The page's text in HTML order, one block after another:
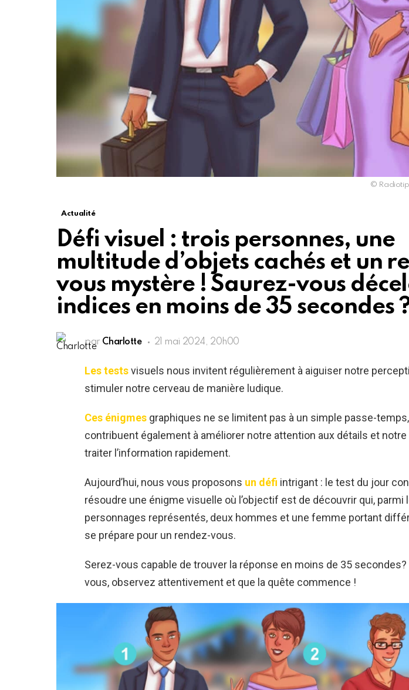
©
Actualité
Défi visuel : trois personnes, une
multitude d’objets cachés et un
vous mystère ! Saurez-vous
indices en moins de 35 secondes
par Charlotte 21 mai 2024, 20h00
Les testsvisuels nous invitent régulièrement à aiguiser notre
stimuler notre cerveau de manière ludique.
Ces énigmes graphiques ne se limitent pas à un simple passe-
contribuent également à améliorer notre attention aux détails et notre
traiter l’information rapidement.
Aujourd’hui, nous vous proposons un défi intrigant : le test du jour
résoudre une énigme visuelle où l’objectif est de découvrir qui, parmi
personnages représentés, deux hommes et une femme portant
se prépare pour un rendez-vous.
Serez-vous capable de trouver la réponse en moins de 35 secondes?
vous, observez attentivement et que la quête commence !